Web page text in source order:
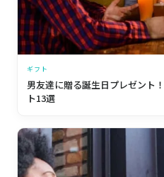
ギフト
男友達に贈る誕生日プレゼント
ト13選